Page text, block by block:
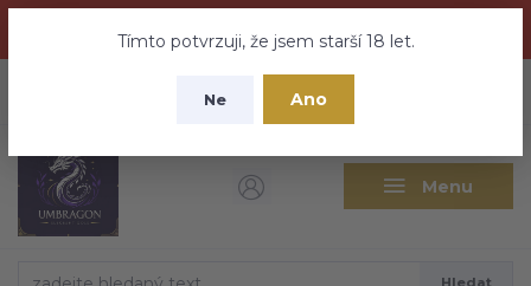
nebuďte vyděšeni zde najdete vše a ještě mnohem víc
Tímto potvrzuji, že jsem starší 18 let.
Ne Ano
Menu
CZK
Hledat